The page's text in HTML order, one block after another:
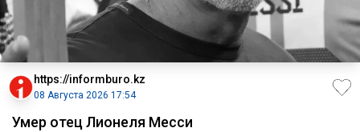
https://informburo.kz
08 Августа 2026 17:54
Умер отец Лионеля Месси